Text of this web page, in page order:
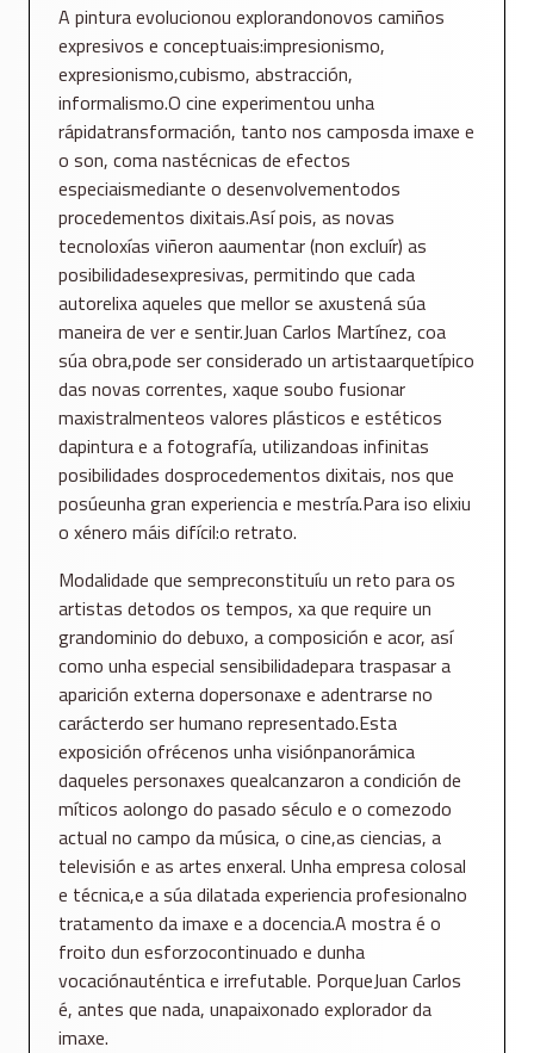
A pintura evolucionou explorandonovos camiños
expresivos e conceptuais:impresionismo,
expresionismo,cubismo, abstracción,
informalismo.O cine experimentou unha
rápidatransformación, tanto nos camposda imaxe e
o son, coma nastécnicas de efectos
especiaismediante o desenvolvementodos
procedementos dixitais.Así pois, as novas
tecnoloxías viñeron aaumentar (non excluír) as
posibilidadesexpresivas, permitindo que cada
autorelixa aqueles que mellor se axustená súa
maneira de ver e sentir.Juan Carlos Martínez, coa
súa obra,pode ser considerado un artistaarquetípico
das novas correntes, xaque soubo fusionar
maxistralmenteos valores plásticos e estéticos
dapintura e a fotografía, utilizandoas infinitas
posibilidades dosprocedementos dixitais, nos que
posúeunha gran experiencia e mestría.Para iso elixiu
o xénero máis difícil:o retrato.
Modalidade que sempreconstituíu un reto para os
artistas detodos os tempos, xa que require un
grandominio do debuxo, a composición e acor, así
como unha especial sensibilidadepara traspasar a
aparición externa dopersonaxe e adentrarse no
carácterdo ser humano representado.Esta
exposición ofrécenos unha visiónpanorámica
daqueles personaxes quealcanzaron a condición de
míticos aolongo do pasado século e o comezodo
actual no campo da música, o cine,as ciencias, a
televisión e as artes enxeral. Unha empresa colosal
e técnica,e a súa dilatada experiencia profesionalno
tratamento da imaxe e a docencia.A mostra é o
froito dun esforzocontinuado e dunha
vocaciónauténtica e irrefutable. PorqueJuan Carlos
é, antes que nada, unapaixonado explorador da
imaxe.